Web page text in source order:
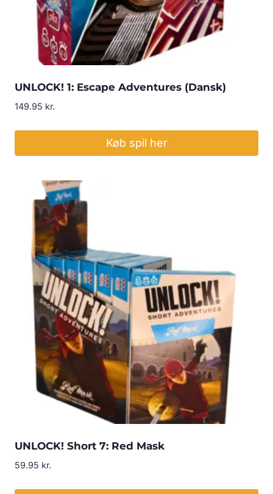
UNLOCK! 1: Escape Adventures (Dansk)
149.95 kr.
Køb spil her
UNLOCK! Short 7: Red Mask
59.95 kr.